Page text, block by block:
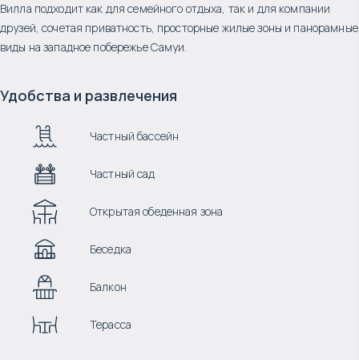
Вилла подходит как для семейного отдыха, так и для компании
друзей, сочетая приватность, просторные жилые зоны и панорамные
виды на западное побережье Самуи.
Удобства и развлечения
Частный бассейн
Частный сад
Открытая обеденная зона
Беседка
Балкон
Терасса